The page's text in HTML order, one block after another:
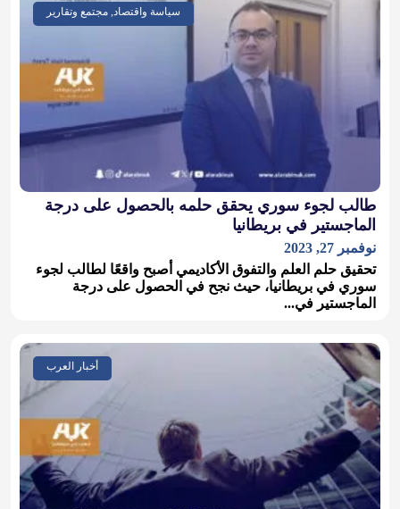
سياسة واقتصاد, مجتمع وتقارير
طالب لجوء سوري يحقق حلمه بالحصول على درجة
الماجستير في بريطانيا
نوفمبر 27, 2023
تحقيق حلم العلم والتفوق الأكاديمي أصبح واقعًا لطالب لجوء
سوري في بريطانيا، حيث نجح في الحصول على درجة
الماجستير في...
أخبار العرب